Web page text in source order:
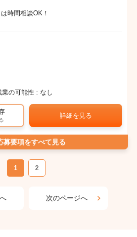
時間相談OK！
の可能性 : なし
詳細を見る
募要項をすべて見る
1 2
次のページへ